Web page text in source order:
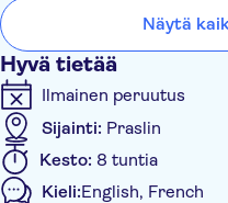
Näytä
Hyvä tietää
Ilmainen peruutus
Sijainti: Praslin
Kesto: 8 tuntia
Kieli:English, French